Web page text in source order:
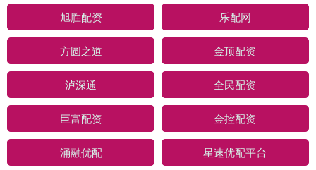
旭胜配资 乐配网
方圆之道 金顶配资
泸深通 全民配资
巨富配资 金控配资
涌融优配 星速优配平台